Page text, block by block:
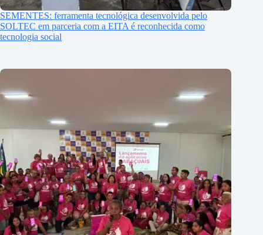
SEMENTES: ferramenta tecnológica desenvolvida pelo
SOLTEC em parceria com a EITA é reconhecida como
tecnologia social